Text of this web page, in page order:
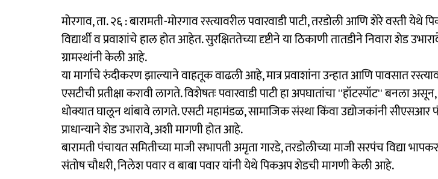
मोरगाव, ता. २६ : बारामती-मोरगाव रस्त्यावरील पवारवाडी पाटी, तरडोली आणि शेरे वस्ती
विद्यार्थी व प्रवाशांचे हाल होत आहेत. सुरक्षिततेच्या दृष्टीने या ठिकाणी तातडीने निवारा शेड
ग्रामस्थांनी केली आहे.
या मार्गाचे रुंदीकरण झाल्याने वाहतूक वाढली आहे, मात्र प्रवाशांना उन्हात आणि पावसात
एसटीची प्रतीक्षा करावी लागते. विशेषतः पवारवाडी पाटी हा अपघातांचा ''हॉटस्पॉट'' बनला
धोक्यात घालून थांबावे लागते. एसटी महामंडळ, सामाजिक संस्था किंवा उद्योजकांनी
प्राधान्याने शेड उभारावे, अशी मागणी होत आहे.
बारामती पंचायत समितीच्या माजी सभापती अमृता गारडे, तरडोलीच्या माजी सरपंच विद्या
संतोष चौधरी, निलेश पवार व बाबा पवार यांनी येथे पिकअप शेडची मागणी केली आहे.